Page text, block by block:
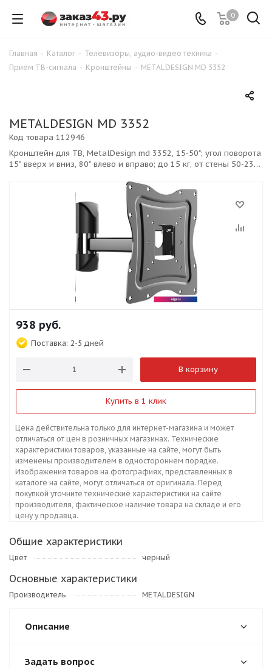
0
Главная - Каталог - Телевизоры, аудио-видео техника -
Прием ТВ-сигнала - Кронштейны - METALDESIGN MD 3352
METALDESIGN MD 3352
Кронштейн для ТВ, MetalDesign md 3352, 15-50"; угол поворота
15" вверх и вниз, 80" влево и вправо; до 15 кг, от стены 50-232
Код товара 112946
938 руб.
Поставка: 2-5 дней
В корзину
Купить в 1 клик
Цена действительна только для интернет-магазина и может
отличаться от цен в розничных магазинах. Технические
характеристики товаров, указанные на сайте, могут быть
изменены производителем в одностороннем порядке.
Изображения товаров на фотографиях, представленных в
каталоге на сайте, могут отличаться от оригинала. Перед
покупкой уточните технические характеристики на сайте
производителя, фактическое наличие товара на складе и его
цену у продавца.
Общие характеристики
Цвет черный
Основные характеристики
Производитель METALDESIGN
Описание
Задать вопрос